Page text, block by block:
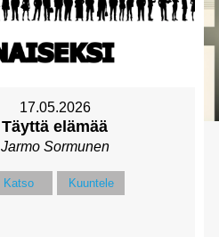
17.05.2026
Täyttä elämää
Jarmo Sormunen
Katso Kuuntele